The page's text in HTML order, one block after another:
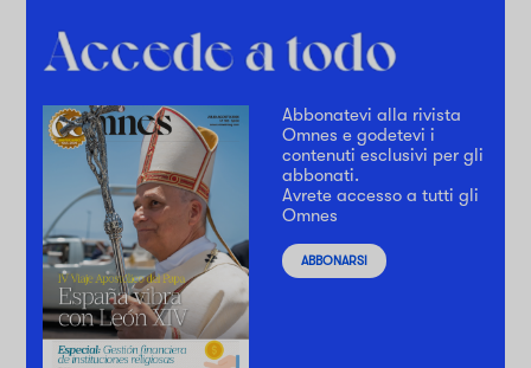
Abbonatevi alla rivista
Omnes e godetevi i
contenuti esclusivi per gli
abbonati.
Avrete accesso a tutti gli
Omnes
ABBONARSI